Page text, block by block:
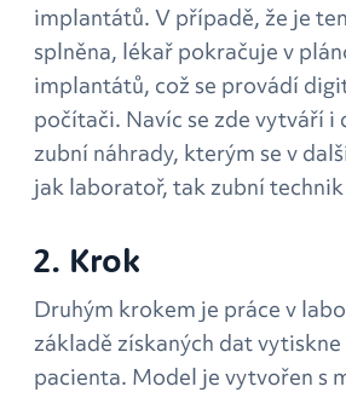
implantátů. V případě, že je
splněna, lékař pokračuje v
implantátů, což se provádí
počítači. Navíc se zde vytváří i
zubní náhrady, kterým se v
jak laboratoř, tak zubní
2. Krok
Druhým krokem je práce v
základě získaných dat
pacienta. Model je vytvořen s